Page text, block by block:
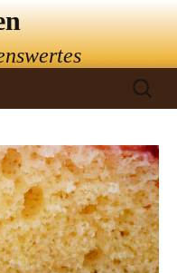
Suchen
nach: